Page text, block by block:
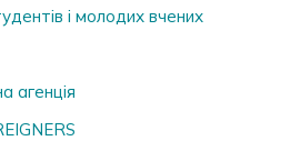
і молодих вчених
агенція